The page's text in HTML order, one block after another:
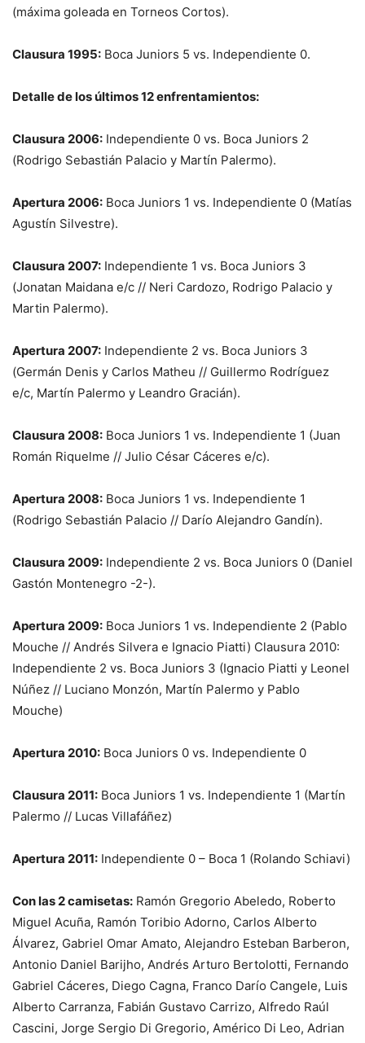
(máxima goleada en Torneos Cortos).
Clausura 1995: Boca Juniors 5 vs. Independiente 0.
Detalle de los últimos 12 enfrentamientos:
Clausura 2006: Independiente 0 vs. Boca Juniors 2
(Rodrigo Sebastián Palacio y Martín Palermo).
Apertura 2006: Boca Juniors 1 vs. Independiente 0 (Matías
Agustín Silvestre).
Clausura 2007: Independiente 1 vs. Boca Juniors 3
(Jonatan Maidana e/c // Neri Cardozo, Rodrigo Palacio y
Martin Palermo).
Apertura 2007: Independiente 2 vs. Boca Juniors 3
(Germán Denis y Carlos Matheu // Guillermo Rodríguez
e/c, Martín Palermo y Leandro Gracián).
Clausura 2008: Boca Juniors 1 vs. Independiente 1 (Juan
Román Riquelme // Julio César Cáceres e/c).
Apertura 2008: Boca Juniors 1 vs. Independiente 1
(Rodrigo Sebastián Palacio // Darío Alejandro Gandín).
Clausura 2009: Independiente 2 vs. Boca Juniors 0 (Daniel
Gastón Montenegro -2-).
Apertura 2009: Boca Juniors 1 vs. Independiente 2 (Pablo
Mouche // Andrés Silvera e Ignacio Piatti) Clausura 2010:
Independiente 2 vs. Boca Juniors 3 (Ignacio Piatti y Leonel
Núñez // Luciano Monzón, Martín Palermo y Pablo
Mouche)
Apertura 2010: Boca Juniors 0 vs. Independiente 0
Clausura 2011: Boca Juniors 1 vs. Independiente 1 (Martín
Palermo // Lucas Villafáñez)
Apertura 2011: Independiente 0 – Boca 1 (Rolando Schiavi)
Con las 2 camisetas: Ramón Gregorio Abeledo, Roberto
Miguel Acuña, Ramón Toribio Adorno, Carlos Alberto
Álvarez, Gabriel Omar Amato, Alejandro Esteban Barberon,
Antonio Daniel Barijho, Andrés Arturo Bertolotti, Fernando
Gabriel Cáceres, Diego Cagna, Franco Darío Cangele, Luis
Alberto Carranza, Fabián Gustavo Carrizo, Alfredo Raúl
Cascini, Jorge Sergio Di Gregorio, Américo Di Leo, Adrian